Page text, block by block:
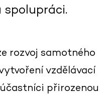
spolupráci.
rozvoj samotného
vzdělávací
přirozenou